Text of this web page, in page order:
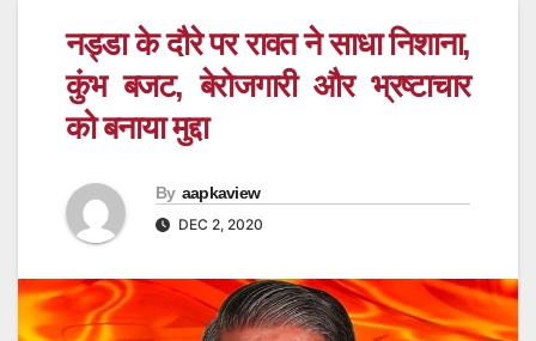
नड्डा के दौरे पर रावत ने साधा निशाना,
कुंभ बजट, बेरोजगारी और भ्रष्टाचार
को बनाया मुद्दा
By aapkaview
DEC 2, 2020